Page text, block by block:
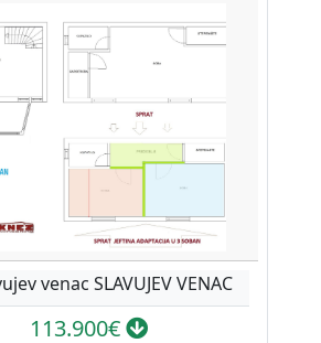
venac SLAVUJEV VENAC
113.900€